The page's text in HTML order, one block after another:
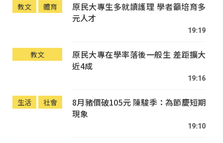
教文 體育
原民大專生多就讀護理 學者籲培育多
元人才
19:19
教文
原民大專在學率落後一般生 差距擴大
近4成
19:16
生活 社會
8月豬價破105元 陳駿季：為節慶短期
現象
19:10